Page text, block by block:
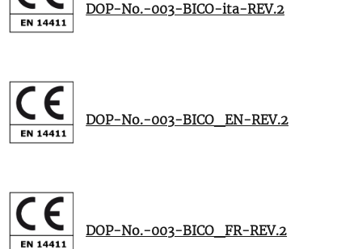
DOP-No.-003-BICO-ita-REV.2
DOP-No.-003-BICO_EN-REV.2
DOP-No.-003-BICO_FR-REV.2